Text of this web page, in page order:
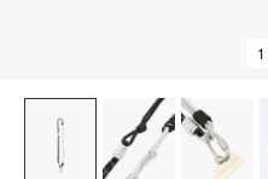
1